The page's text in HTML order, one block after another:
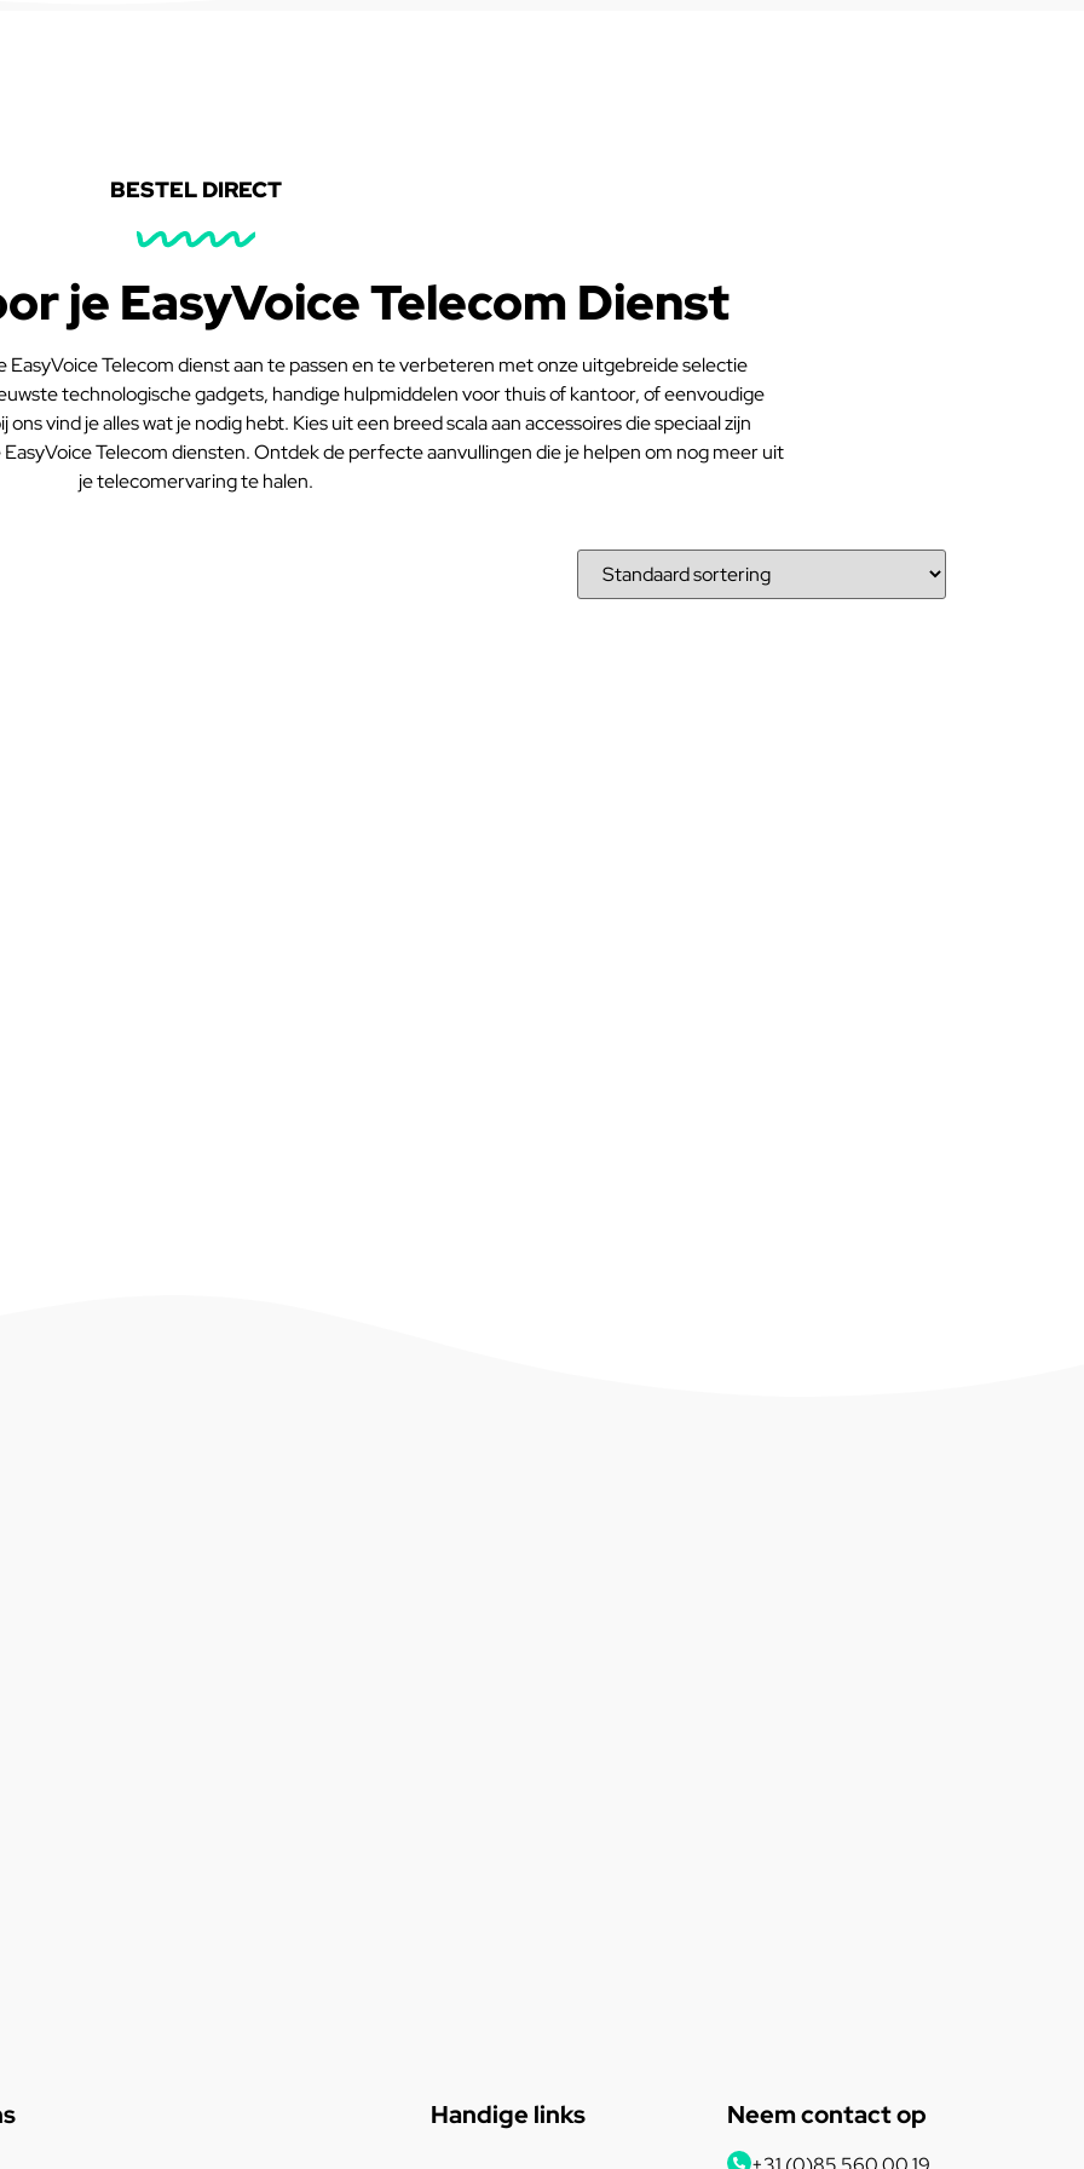
BESTEL DIRECT
je EasyVoice Telecom Dienst
Telecom dienst aan te passen en te verbeteren met onze uitgebreide selectie
technologische gadgets, handige hulpmiddelen voor thuis of kantoor, of eenvoudige
vind je alles wat je nodig hebt. Kies uit een breed scala aan accessoires die speciaal zijn
Telecom diensten. Ontdek de perfecte aanvullingen die je helpen om nog meer uit
je telecomervaring te halen.
Handige links Neem contact op